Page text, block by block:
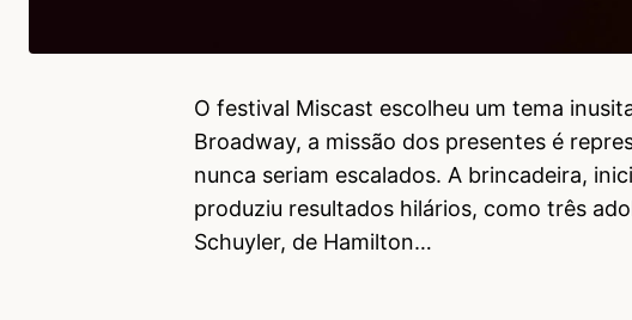
O festival Miscast escolheu um tema
Broadway, a missão dos presentes é
nunca seriam escalados. A brincadeira,
produziu resultados hilários, como três
Schuyler, de Hamilton…